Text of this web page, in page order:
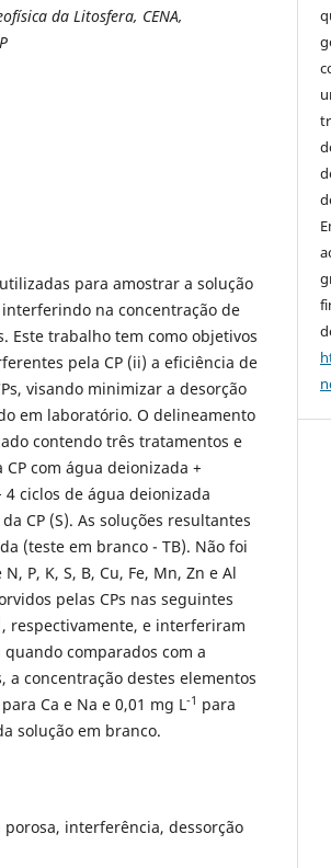
da Litosfera, CENA,
para amostrar a solução
na concentração de
Este trabalho tem como objetivos
pela CP (ii) a eficiência de
visando minimizar a desorção
em laboratório. O delineamento
contendo três tratamentos e
com água deionizada +
4 ciclos de água deionizada
CP (S). As soluções resultantes
(teste em branco - TB). Não foi
P, K, S, B, Cu, Fe, Mn, Zn e Al
pelas CPs nas seguintes
, respectivamente, e interferiram
comparados com a
a concentração destes elementos
Ca e Na e 0,01 mg L-1 para
solução em branco.
interferência, dessorção